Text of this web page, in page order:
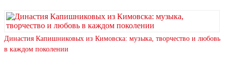
Династия Капишниковых из Кимовска: музыка, творчество и любовь
в каждом поколении